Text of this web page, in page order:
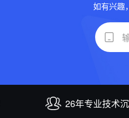
如有兴趣
26年专业技术